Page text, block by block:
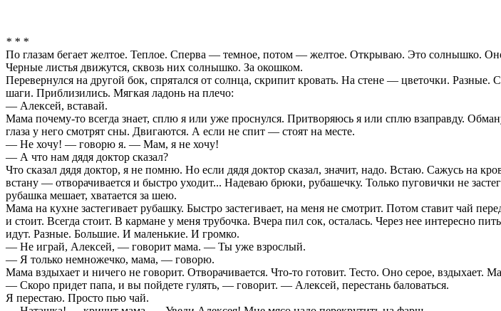
* * *
По глазам бегает желтое. Теплое. Сперва — темное, потом — желтое. Открываю. Это солнышко.
Черные листья движутся, сквозь них солнышко. За окошком.
Перевернулся на другой бок, спрятался от солнца, скрипит кровать. На стене — цветочки.
шаги. Приблизились. Мягкая ладонь на плечо:
— Алексей, вставай.
Мама почему-то всегда знает, сплю я или уже проснулся. Притворяюсь я или сплю взаправду.
глаза у него смотрят сны. Двигаются. А если не спит — стоят на месте.
— Не хочу! — говорю я. — Мам, я не хочу!
— А что нам дядя доктор сказал?
Что сказал дядя доктор, я не помню. Но если дядя доктор сказал, значит, надо. Встаю. Сажусь на
встану — отворачивается и быстро уходит... Надеваю брюки, рубашечку. Только пуговички не
рубашка мешает, хватается за шею.
Мама на кухне застегивает рубашку. Быстро застегивает, на меня не смотрит. Потом ставит
и стоит. Всегда стоит. В кармане у меня трубочка. Вчера пил сок, осталась. Через нее
идут. Разные. Большие. И маленькие. И громко.
— Не играй, Алексей, — говорит мама. — Ты уже взрослый.
— Я только немножечко, мама, — говорю.
Мама вздыхает и ничего не говорит. Отворачивается. Что-то готовит. Тесто. Оно серое, вздыхает.
— Скоро придет папа, и вы пойдете гулять, — говорит. — Алексей, перестань баловаться.
Я перестаю. Просто пью чай.